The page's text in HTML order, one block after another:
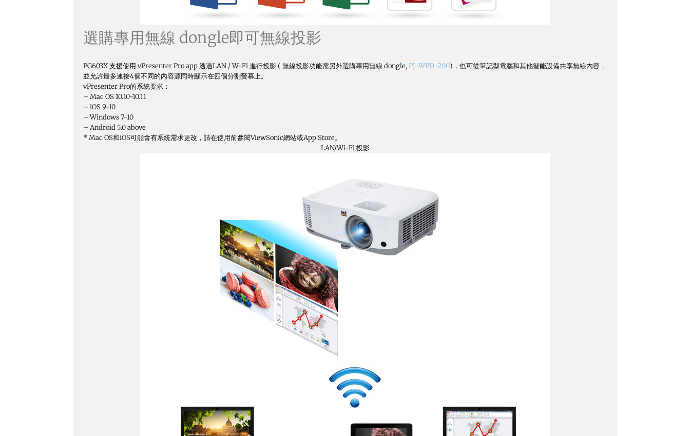
選購專用無線 dongle即可無線投影
PG603X 支援使用 vPresenter Pro app 透過LAN / W-Fi 進行投影 ( 無線投影功能需另外選購專用無線 dongle,PJ-WPD-200)，也可從筆記型電腦和其他智能設備共享無線內容，
並允許最多連接4個不同的內容源同時顯示在四個分割螢幕上。
vPresenter Pro的系統要求：
– Mac OS 10.10-10.11
– iOS 9-10
– Windows 7-10
– Android 5.0 above
* Mac OS和iOS可能會有系統需求更改，請在使用前參閱ViewSonic網站或App Store。
LAN/Wi-Fi 投影